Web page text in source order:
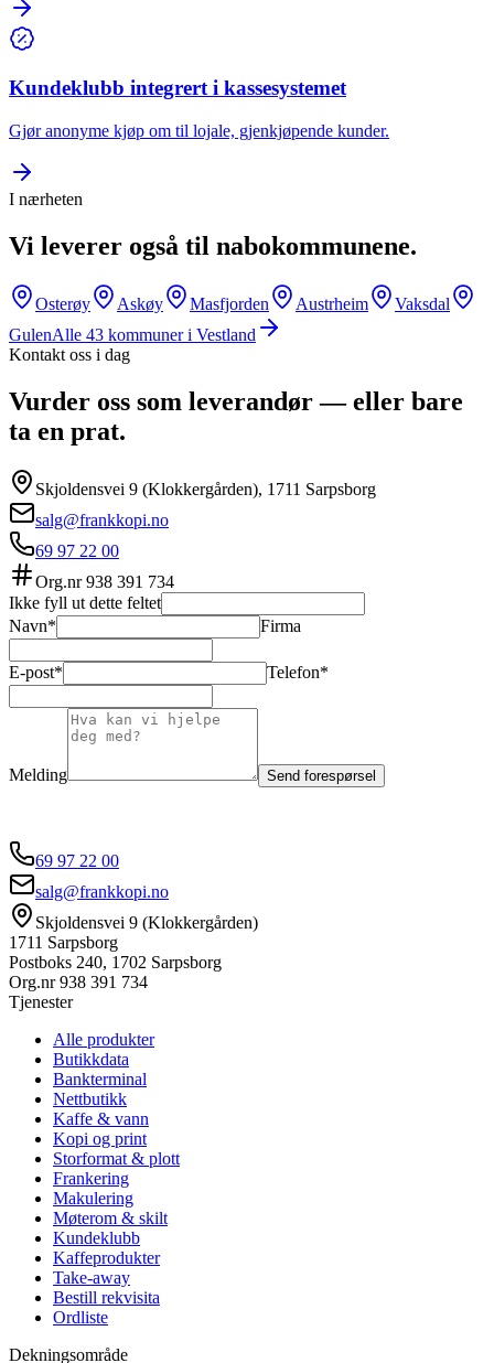
Kundeklubb integrert i kassesystemet
Gjør anonyme kjøp om til lojale, gjenkjøpende kunder.
I nærheten
Vi leverer også til nabokommunene.
Osterøy Askøy Masfjorden Austrheim
Vaksdal
GulenAlle 43 kommuner i Vestland
Kontakt oss i dag
Vurder oss som leverandør — eller bare
ta en prat.
Skjoldensvei 9 (Klokkergården), 1711 Sarpsborg
salg@frankkopi.no
69 97 22 00
Org.nr938 391 734
Ikke fyll ut dette feltet
Navn*
Firma
E-post* Telefon*
Melding Send forespørsel
69 97 22 00
salg@frankkopi.no
Skjoldensvei 9 (Klokkergården)
1711 Sarpsborg
Postboks 240, 1702 Sarpsborg
Org.nr938 391 734
Tjenester
Alle produkter
Butikkdata
Bankterminal
Nettbutikk
Kaffe & vann
Kopi og print
Storformat & plott
Frankering
Makulering
Møterom & skilt
Kundeklubb
Kaffeprodukter
Take-away
Bestill rekvisita
Ordliste
Dekningsområde